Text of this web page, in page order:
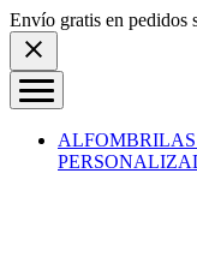
Skip to content
Envío gratis en pedidos